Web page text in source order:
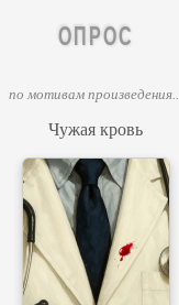
ОПРОС
по мотивам произведения...
Чужая кровь